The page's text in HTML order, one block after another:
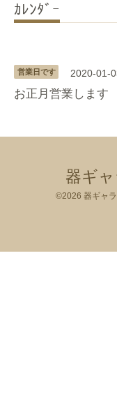
ｶﾚﾝﾀﾞｰ
営業日です 2020-01-
お正月営業します
器ギ
©2026 器ギャ